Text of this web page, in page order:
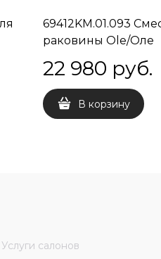
69412KM.01.093
раковины Ole/Оле
однорычажный без
клапана 3/8,
22 980 руб.
В корзину
Услуги салонов